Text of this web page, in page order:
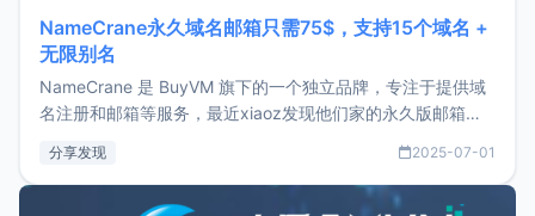
NameCrane永久域名邮箱只需75$，支持15个域名 +
无限别名
NameCrane 是 BuyVM 旗下的一个独立品牌，专注于提供域
名注册和邮箱等服务，最近xiaoz发现他们家的永久版邮箱服
又实惠的域名邮箱，不妨尝试一下 NameCrane。注册
NameCraneNameCrane不支持直接注册，必须要购买
分享发现 2025-07-01